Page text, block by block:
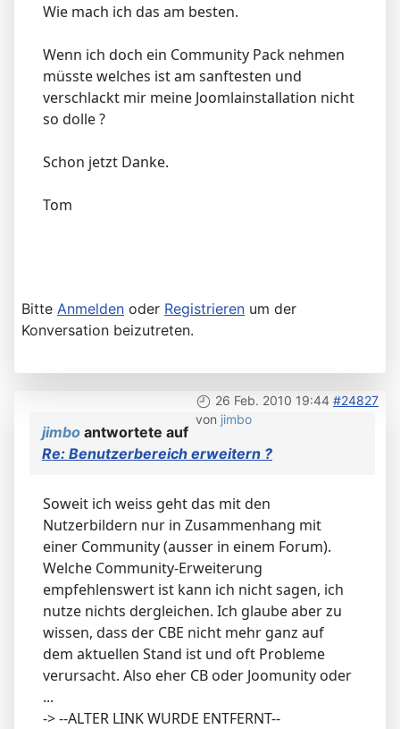
Wie mach ich das am besten.
Wenn ich doch ein Community Pack nehmen
müsste welches ist am sanftesten und
verschlackt mir meine Joomlainstallation nicht
so dolle ?
Schon jetzt Danke.
Tom
Bitte Anmelden oder Registrieren um der
Konversation beizutreten.
26 Feb. 2010 19:44 #24827
von jimbo
jimbo antwortete auf
Re: Benutzerbereich erweitern ?
Soweit ich weiss geht das mit den
Nutzerbildern nur in Zusammenhang mit
einer Community (ausser in einem Forum).
Welche Community-Erweiterung
empfehlenswert ist kann ich nicht sagen, ich
nutze nichts dergleichen. Ich glaube aber zu
wissen, dass der CBE nicht mehr ganz auf
dem aktuellen Stand ist und oft Probleme
verursacht. Also eher CB oder Joomunity oder
...
-> --ALTER LINK WURDE ENTFERNT--